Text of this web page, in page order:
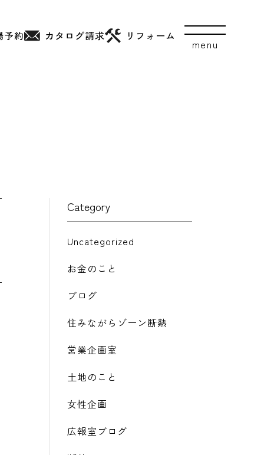
予約 カタログ請求 リフォーム
Category
Uncategorized
お金のこと
ブログ
住みながらゾーン断熱
営業企画室
土地のこと
女性企画
広報室ブログ